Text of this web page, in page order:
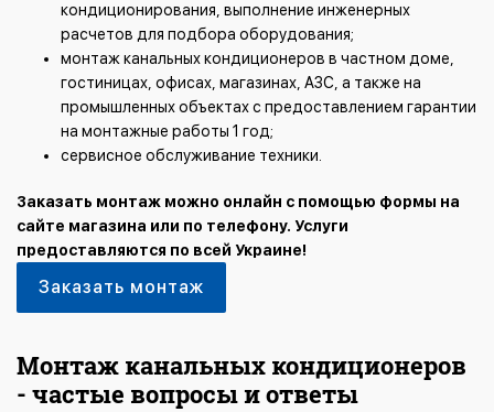
кондиционирования, выполнение инженерных
расчетов для подбора оборудования;
монтаж канальных кондиционеров в частном доме,
гостиницах, офисах, магазинах, АЗС, а также на
промышленных объектах с предоставлением гарантии
на монтажные работы 1 год;
сервисное обслуживание техники.
Заказать монтаж можно онлайн с помощью формы на
сайте магазина или по телефону. Услуги
предоставляются по всей Украине!
Заказать монтаж
Монтаж канальных кондиционеров
- частые вопросы и ответы